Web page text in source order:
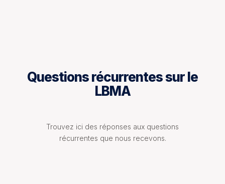
Questions récurrentes sur le
LBMA
Trouvez ici des réponses aux questions
récurrentes que nous recevons.